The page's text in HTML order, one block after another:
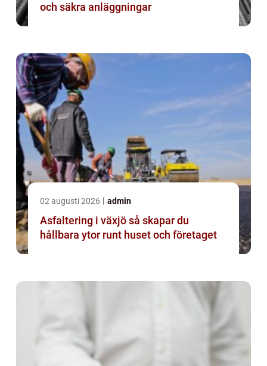
och säkra anläggningar
02 augusti 2026 admin
Asfaltering i växjö så skapar du
hållbara ytor runt huset och företaget